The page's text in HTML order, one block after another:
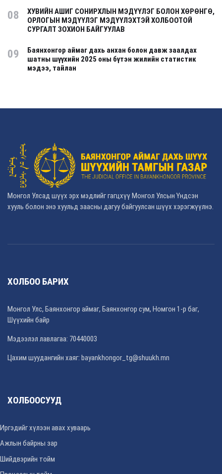
08
ХУВИЙН АШИГ СОНИРХЛЫН МЭДҮҮЛЭГ БОЛОН ХӨРӨНГӨ,
ОРЛОГЫН МЭДҮҮЛЭГ МЭДҮҮЛЭХТЭЙ ХОЛБООТОЙ
СУРГАЛТ ЗОХИОН БАЙГУУЛАВ
09
Баянхонгор аймаг дахь анхан болон давж заалдах
шатны шүүхийн 2025 оны бүтэн жилийн статистик
мэдээ, тайлан
Монгол Улсад шүүх эрх мэдлийг гагцхүү Монгол Улсын Үндсэн
хууль болон энэ хуульд заасны дагуу байгуулсан шүүх хэрэгжүүлнэ.
ХОЛБОО БАРИХ
Монгол Улс, Баянхонгор аймаг, Баянхонгор сум, Номгон 1-р баг,
Шүүхийн байр
Мэдээлэл лавлагаа: 70440003
Цахим шуудангийн хаяг: bayankhongor_tg@shuukh.mn
ХОЛБООСУУД
Иргэдийг хүлээн авах хуваарь
Ажлын байрны зар
Шийдвэрийн тойм